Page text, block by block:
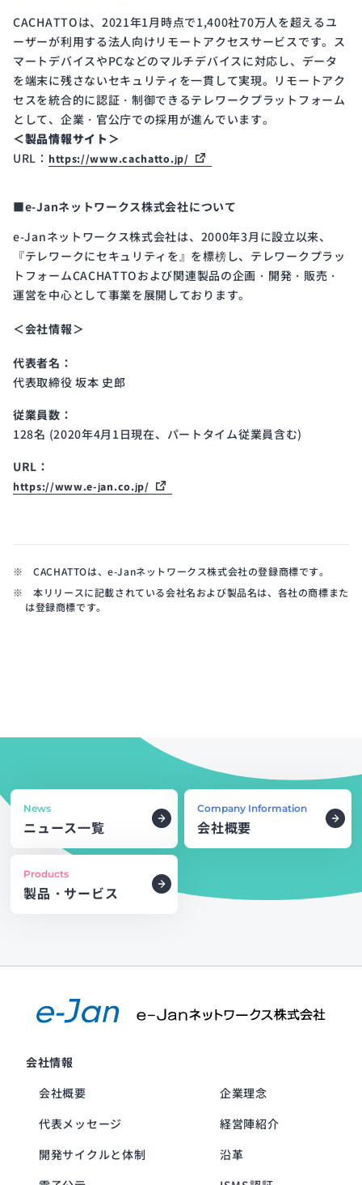
CACHATTOは、2021年1月時点で1,400社70万人を超えるユ
ーザーが利用する法人向けリモートアクセスサービスです。ス
マートデバイスやPCなどのマルチデバイスに対応し、データ
を端末に残さないセキュリティを一貫して実現。リモートアク
セスを統合的に認証・制御できるテレワークプラットフォーム
として、企業・官公庁での採用が進んでいます。
＜製品情報サイト＞
URL： https://www.cachatto.jp/
■e-Janネットワークス株式会社について
e-Janネットワークス株式会社は、2000年3月に設立以来、
『テレワークにセキュリティを』を標榜し、テレワークプラッ
トフォームCACHATTOおよび関連製品の企画・開発・販売・
運営を中心として事業を展開しております。
＜会社情報＞
代表者名：
代表取締役 坂本 史郎
従業員数：
128名 (2020年4月1日現在、パートタイム従業員含む)
URL：
https://www.e-jan.co.jp/
※ CACHATTOは、e-Janネットワークス株式会社の登録商標です。
※ 本リリースに記載されている会社名および製品名は、各社の商標また
は登録商標です。
News
ニュース一覧
Company Information
会社概要
Products
製品・サービス
会社情報
会社概要
企業理念
代表メッセージ
経営陣紹介
開発サイクルと体制
沿革